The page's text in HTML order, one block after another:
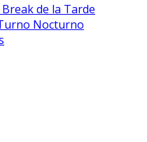
Break de la Tarde
Nocturno